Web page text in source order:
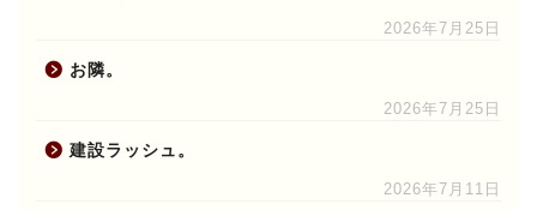
2026年7月25日
お隣。
2026年7月25日
建設ラッシュ。
2026年7月11日